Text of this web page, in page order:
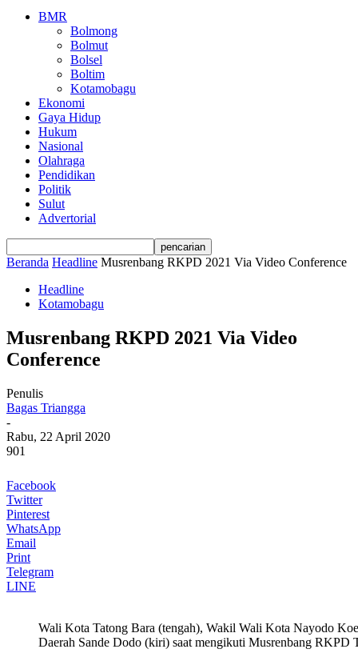
BMR
Bolmong
Bolmut
Bolsel
Boltim
Kotamobagu
Ekonomi
Gaya Hidup
Hukum
Nasional
Olahraga
Pendidikan
Politik
Sulut
Advertorial
Beranda Headline Musrenbang RKPD 2021 Via Video Conference
Headline
Kotamobagu
Musrenbang RKPD 2021 Via Video
Conference
Penulis
Bagas Triangga
-
Rabu, 22 April 2020
901
Facebook
Twitter
Pinterest
WhatsApp
Email
Print
Telegram
LINE
Wali Kota Tatong Bara (tengah), Wakil Wali Kota Nayodo
Daerah Sande Dodo (kiri) saat mengikuti Musrenbang RKPD